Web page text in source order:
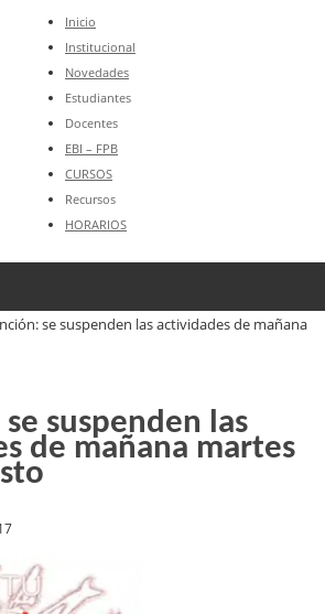
Inicio
Institucional
Novedades
Estudiantes
Docentes
EBI – FPB
CURSOS
Recursos
HORARIOS
se suspenden las actividades de mañana
suspenden las
de mañana martes